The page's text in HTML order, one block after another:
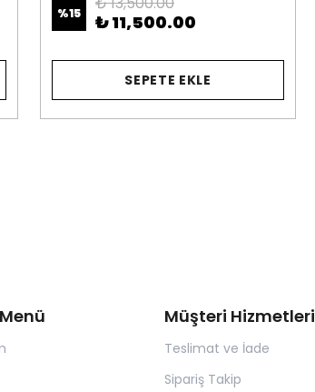
%15 ₺ 11,500.00
SEPETE EKLE
Menü Müşteri Hizmetleri
Teslimat ve İade
Sipariş Takip